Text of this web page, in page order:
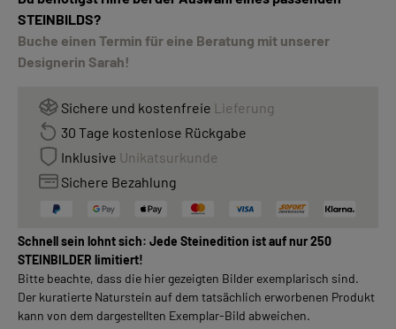
STEINBILDS?
Buche einen Termin für eine Beratung mit unserer
Designerin Sarah!
Sichere und kostenfreie Lieferung
30 Tage kostenlose Rückgabe
Inklusive Unikatsurkunde
Sichere Bezahlung
Schnell sein lohnt sich: Jede Steinedition ist auf nur 250
STEINBILDER limitiert!
Bitte beachte, dass die hier gezeigten Bilder exemplarisch sind.
Der kuratierte Naturstein auf dem tatsächlich erworbenen Produkt
kann von dem dargestellten Exemplar-Bild abweichen.